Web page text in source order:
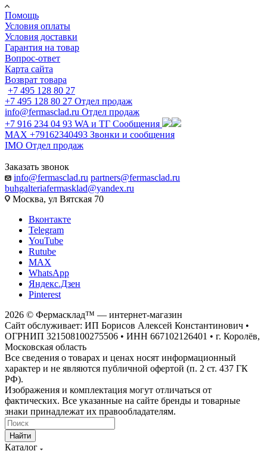
Помощь
Условия оплаты
Условия доставки
Гарантия на товар
Вопрос-ответ
Карта сайта
Возврат товара
+7 495 128 80 27
+7 495 128 80 27 Отдел продаж
info@fermasclad.ru Отдел продаж
+7 916 234 04 93 WA и ТГ Сообщения
MAX +79162340493 Звонки и сообщения
IMO Отдел продаж
Заказать звонок
info@fermasclad.ru partners@fermasclad.ru
buhgalteriafermasklad@yandex.ru
Москва, ул Вятская 70
Вконтакте
Telegram
YouTube
Rutube
MAX
WhatsApp
Яндекс.Дзен
Pinterest
2026 © Фермасклад™ — интернет-магазин
Сайт обслуживает: ИП Борисов Алексей Константинович •
ОГРНИП 321508100275506 • ИНН 667102126401 • г. Королёв,
Московская область
Все сведения о товарах и ценах носят информационный
характер и не являются публичной офертой (п. 2 ст. 437 ГК
РФ).
Изображения и комплектация могут отличаться от
фактических. Все указанные на сайте бренды и товарные
знаки принадлежат их правообладателям.
Найти
Каталог